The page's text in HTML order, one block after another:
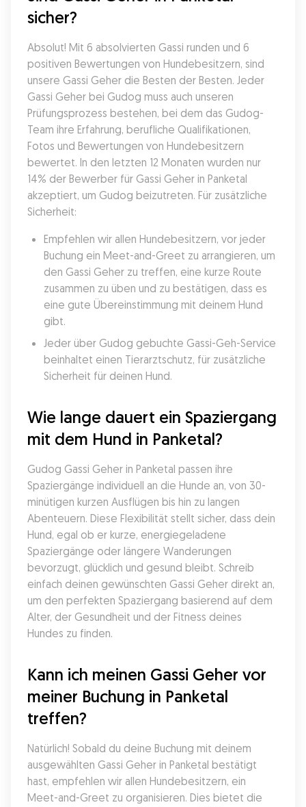
sicher?
Absolut! Mit 6 absolvierten Gassi runden und 6
positiven Bewertungen von Hundebesitzern, sind
unsere Gassi Geher die Besten der Besten. Jeder
Gassi Geher bei Gudog muss auch unseren
Prüfungsprozess bestehen, bei dem das Gudog-
Team ihre Erfahrung, berufliche Qualifikationen,
Fotos und Bewertungen von Hundebesitzern
bewertet. In den letzten 12 Monaten wurden nur
14% der Bewerber für Gassi Geher in Panketal
akzeptiert, um Gudog beizutreten. Für zusätzliche
Sicherheit:
Empfehlen wir allen Hundebesitzern, vor jeder
Buchung ein Meet-and-Greet zu arrangieren, um
den Gassi Geher zu treffen, eine kurze Route
zusammen zu üben und zu bestätigen, dass es
eine gute Übereinstimmung mit deinem Hund
gibt.
Jeder über Gudog gebuchte Gassi-Geh-Service
beinhaltet einen Tierarztschutz, für zusätzliche
Sicherheit für deinen Hund.
Wie lange dauert ein Spaziergang
mit dem Hund in Panketal?
Gudog Gassi Geher in Panketal passen ihre
Spaziergänge individuell an die Hunde an, von 30-
minütigen kurzen Ausflügen bis hin zu langen
Abenteuern. Diese Flexibilität stellt sicher, dass dein
Hund, egal ob er kurze, energiegeladene
Spaziergänge oder längere Wanderungen
bevorzugt, glücklich und gesund bleibt. Schreib
einfach deinen gewünschten Gassi Geher direkt an,
um den perfekten Spaziergang basierend auf dem
Alter, der Gesundheit und der Fitness deines
Hundes zu finden.
Kann ich meinen Gassi Geher vor
meiner Buchung in Panketal
treffen?
Natürlich! Sobald du deine Buchung mit deinem
ausgewählten Gassi Geher in Panketal bestätigt
hast, empfehlen wir allen Hundebesitzern, ein
Meet-and-Greet zu organisieren. Dies bietet die